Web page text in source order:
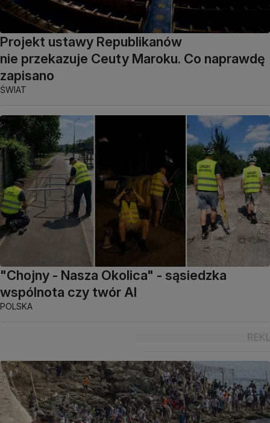
Projekt ustawy Republikanów
nie przekazuje Ceuty Maroku. Co naprawdę
zapisano
ŚWIAT
"Chojny - Nasza Okolica" - sąsiedzka
wspólnota czy twór AI
POLSKA